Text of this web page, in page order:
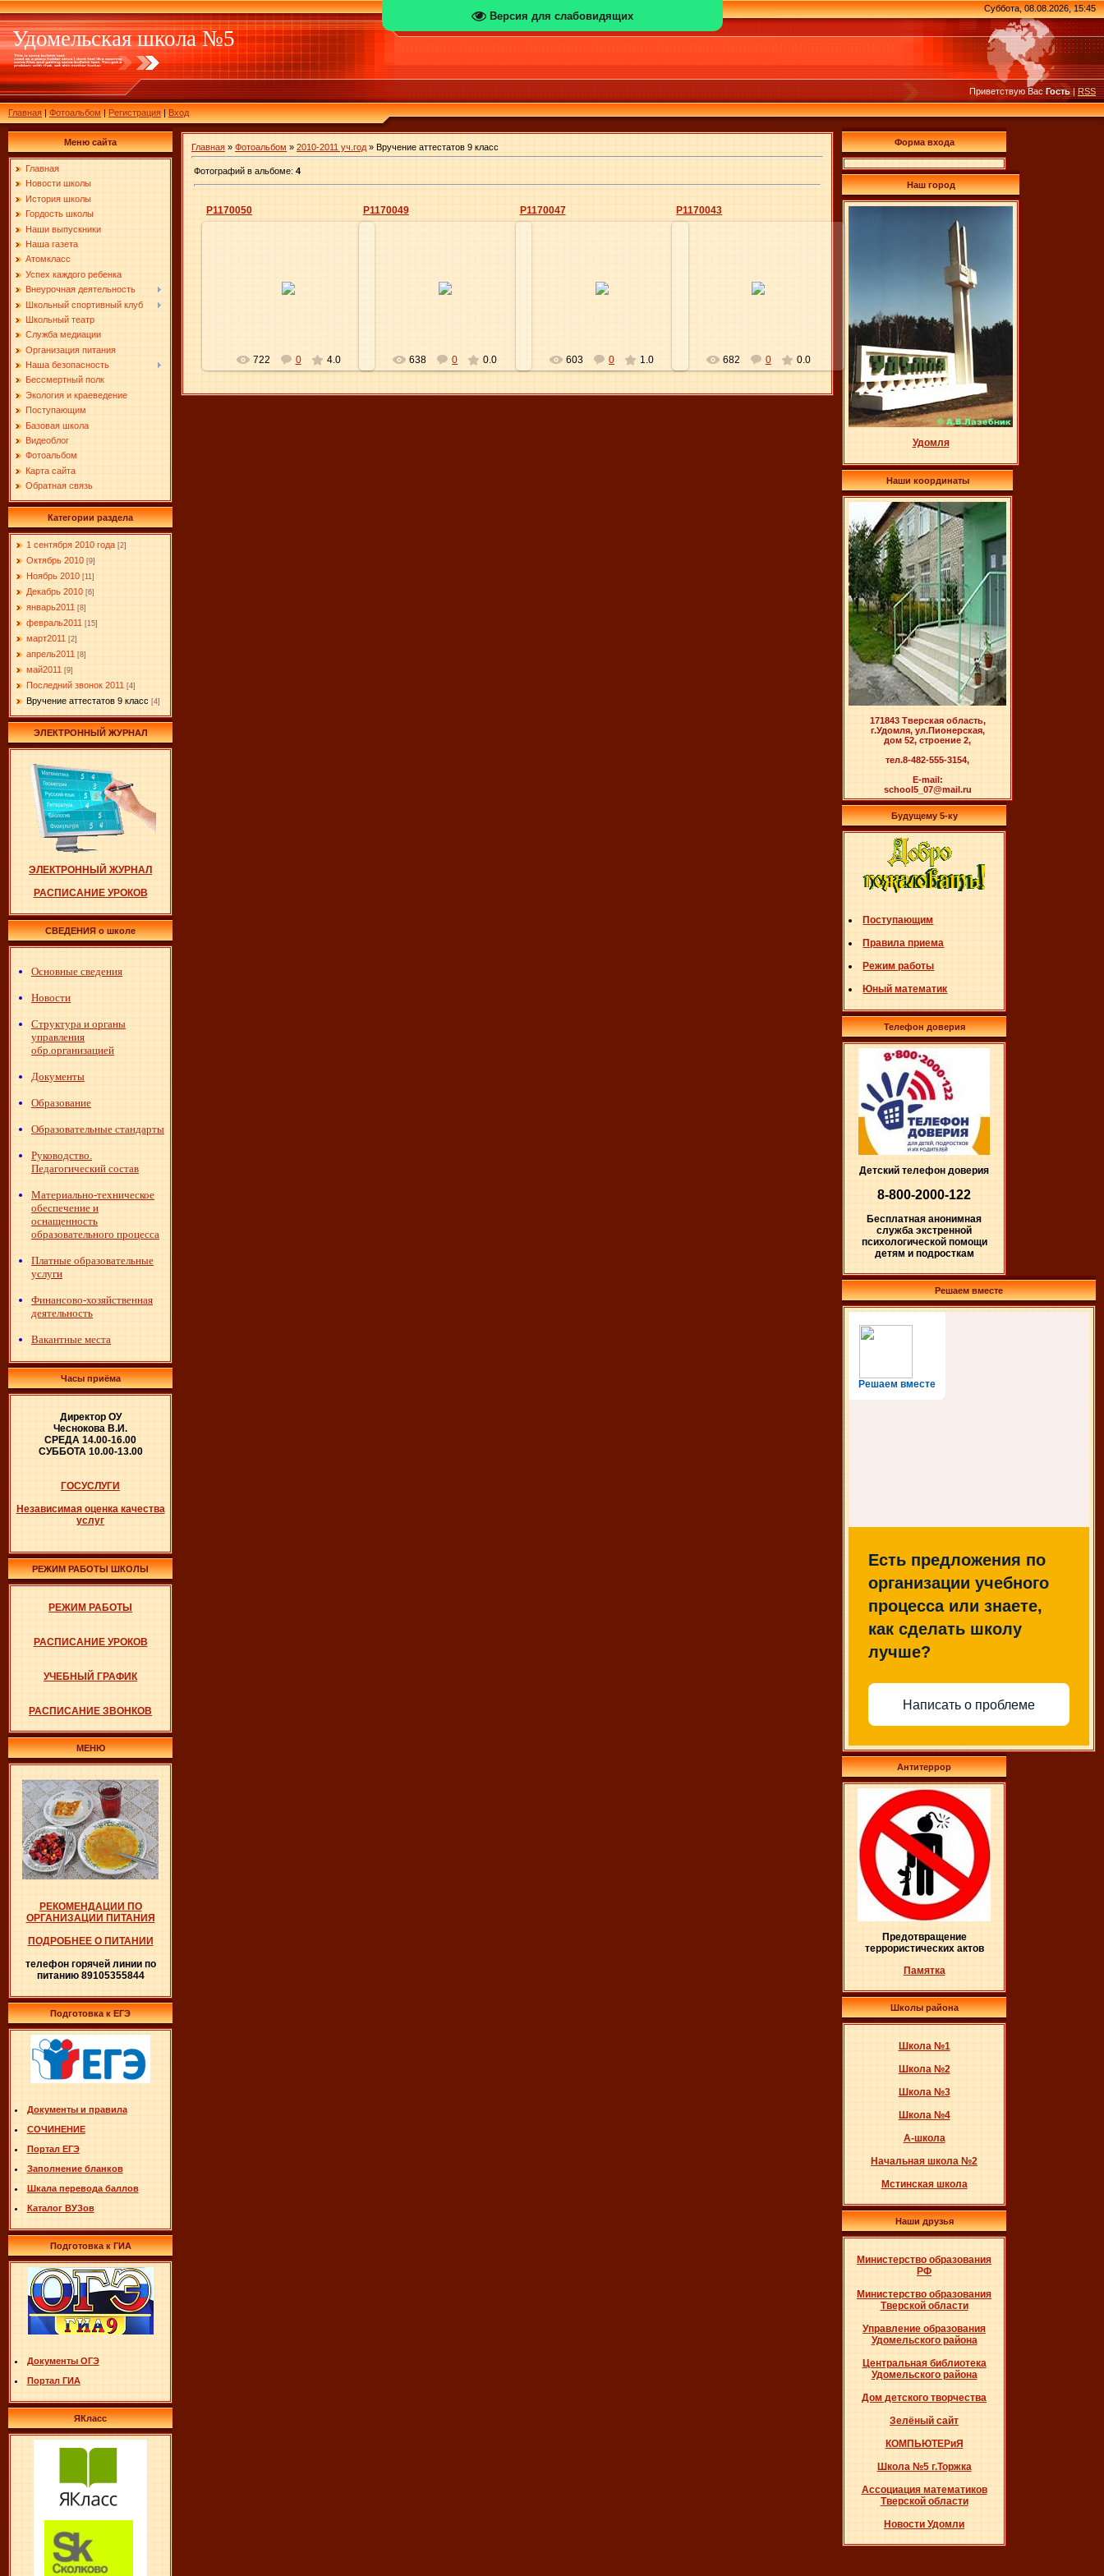
Версия для слабовидящих
Удомельская школа №5
Главная|Фотоальбом|Регистрация|Вход
Суббота, 08.08.2026, 15:45
Приветствую Вас Гость|RSS
Меню сайта
Главная
Новости школы
История школы
Гордость школы
Наши выпускники
Наша газета
Атомкласс
Успех каждого ребенка
Внеурочная деятельность
Школьный спортивный клуб
Школьный театр
Служба медиации
Организация питания
Наша безопасность
Бессмертный полк
Экология и краеведение
Поступающим
Базовая школа
Видеоблог
Фотоальбом
Карта сайта
Обратная связь
Категории раздела
1 сентября 2010 года [2]
Октябрь 2010 [9]
Ноябрь 2010 [11]
Декабрь 2010 [6]
январь2011 [8]
февраль2011 [15]
март2011 [2]
апрель2011 [8]
май2011 [9]
Последний звонок 2011 [4]
Вручение аттестатов 9 класс [4]
ЭЛЕКТРОННЫЙ ЖУРНАЛ
ЭЛЕКТРОННЫЙ ЖУРНАЛ
РАСПИСАНИЕ УРОКОВ
СВЕДЕНИЯ о школе
Основные сведения
Новости
Структура и органы
управления
обр.организацией
Документы
Образование
Образовательные стандарты
Руководство.
Педагогический состав
Материально-техническое
обеспечение и
оснащенность
образовательного процесса
Платные образовательные
услуги
Финансово-хозяйственная
деятельность
Вакантные места
Часы приёма
Директор ОУ
Чеснокова В.И.
СРЕДА 14.00-16.00
СУББОТА 10.00-13.00
ГОСУСЛУГИ
Независимая оценка качества
услуг
РЕЖИМ РАБОТЫ ШКОЛЫ
РЕЖИМ РАБОТЫ
РАСПИСАНИЕ УРОКОВ
УЧЕБНЫЙ ГРАФИК
РАСПИСАНИЕ ЗВОНКОВ
МЕНЮ
РЕКОМЕНДАЦИИ ПО
ОРГАНИЗАЦИИ ПИТАНИЯ
ПОДРОБНЕЕ О ПИТАНИИ
телефон горячей линии по
питанию 89105355844
Подготовка к ЕГЭ
Документы и правила
СОЧИНЕНИЕ
Портал ЕГЭ
Заполнение бланков
Шкала перевода баллов
Каталог ВУЗов
Подготовка к ГИА
Документы ОГЭ
Портал ГИА
ЯКласс
Главная » Фотоальбом » 2010-2011 уч.год » Вручение аттестатов 9 класс
Фотографий в альбоме: 4
P1170050
722 0 4.0
P1170049
638 0 0.0
P1170047
603 0 1.0
P1170043
682 0 0.0
Форма входа
Наш город
Удомля
Наши координаты
171843 Тверская область,
г.Удомля, ул.Пионерская,
дом 52, строение 2,
тел.8-482-555-3154,
E-mail:
school5_07@mail.ru
Будущему 5-ку
Поступающим
Правила приема
Режим работы
Юный математик
Телефон доверия
Детский телефон доверия
8-800-2000-122
Бесплатная анонимная
служба экстренной
психологической помощи
детям и подросткам
Решаем вместе
Решаем вместе
Есть предложения по
организации учебного
процесса или знаете,
как сделать школу
лучше?
Написать о проблеме
Антитеррор
Предотвращение
террористических актов
Памятка
Школы района
Школа №1
Школа №2
Школа №3
Школа №4
А-школа
Начальная школа №2
Мстинская школа
Наши друзья
Министерство образования
РФ
Министерство образования
Тверской области
Управление образования
Удомельского района
Центральная библиотека
Удомельского района
Дом детского творчества
Зелёный сайт
КОМПЬЮТЕРиЯ
Школа №5 г.Торжка
Ассоциация математиков
Тверской области
Новости Удомли